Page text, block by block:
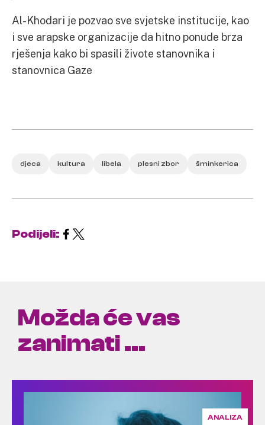
Al-Khodari je pozvao sve svjetske institucije, kao
i sve arapske organizacije da hitno ponude brza
rješenja kako bi spasili živote stanovnika i
stanovnica Gaze
djeca kultura libela plesni zbor šminkerica
Podijeli:
Možda će vas
zanimati ...
ANALIZA